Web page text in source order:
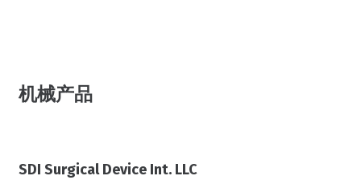
机械产品
SDI Surgical Device Int. LLC